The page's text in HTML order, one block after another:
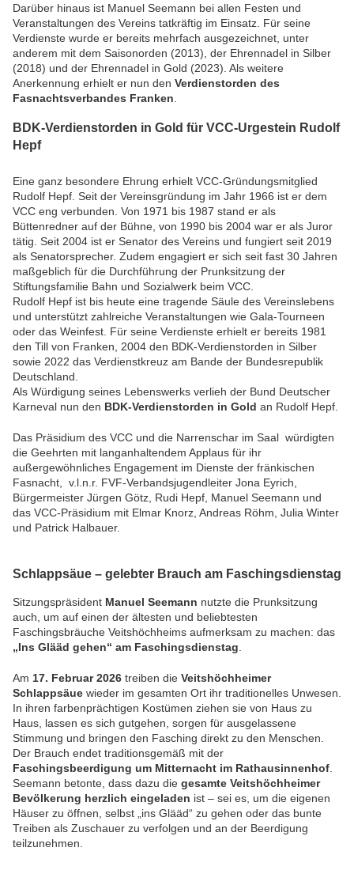
Darüber hinaus ist Manuel Seemann bei allen Festen und
Veranstaltungen des Vereins tatkräftig im Einsatz. Für seine
Verdienste wurde er bereits mehrfach ausgezeichnet, unter
anderem mit dem Saisonorden (2013), der Ehrennadel in Silber
(2018) und der Ehrennadel in Gold (2023). Als weitere
Anerkennung erhielt er nun den Verdienstorden des
Fasnachtsverbandes Franken
BDK-Verdienstorden in Gold für VCC-Urgestein Rudolf
Hepf
Eine ganz besondere Ehrung erhielt VCC-Gründungsmitglied
Rudolf Hepf. Seit der Vereinsgründung im Jahr 1966 ist er dem
VCC eng verbunden. Von 1971 bis 1987 stand er als
Büttenredner auf der Bühne, von 1990 bis 2004 war er als Juror
tätig. Seit 2004 ist er Senator des Vereins und fungiert seit 2019
als Senatorsprecher. Zudem engagiert er sich seit fast 30 Jahren
maßgeblich für die Durchführung der Prunksitzung der
Stiftungsfamilie Bahn und Sozialwerk beim VCC.
Rudolf Hepf ist bis heute eine tragende Säule des Vereinslebens
und unterstützt zahlreiche Veranstaltungen wie Gala-Tourneen
oder das Weinfest. Für seine Verdienste erhielt er bereits 1981
den Till von Franken, 2004 den BDK-Verdienstorden in Silber
sowie 2022 das Verdienstkreuz am Bande der Bundesrepublik
Deutschland.
Als Würdigung seines Lebenswerks verlieh der Bund Deutscher
Karneval nun den BDK-Verdienstorden in Gold an Rudolf Hepf.
Das Präsidium des VCC und die Narrenschar im Saal würdigten
die Geehrten mit langanhaltendem Applaus für ihr
außergewöhnliches Engagement im Dienste der fränkischen
Fasnacht, v.l.n.r. FVF-Verbandsjugendleiter Jona Eyrich,
Bürgermeister Jürgen Götz, Rudi Hepf, Manuel Seemann und
das VCC-Präsidium mit Elmar Knorz, Andreas Röhm, Julia Winter
und Patrick Halbauer.
Schlappsäue – gelebter Brauch am Faschingsdienstag
Sitzungspräsident Manuel Seemann nutzte die Prunksitzung
auch, um auf einen der ältesten und beliebtesten
Faschingsbräuche Veitshöchheims aufmerksam zu machen: das
„Ins Glääd gehen“ am Faschingsdienstag
Am 17. Februar 2026 treiben die Veitshöchheimer
Schlappsäue wieder im gesamten Ort ihr traditionelles Unwesen.
In ihren farbenprächtigen Kostümen ziehen sie von Haus zu
Haus, lassen es sich gutgehen, sorgen für ausgelassene
Stimmung und bringen den Fasching direkt zu den Menschen.
Der Brauch endet traditionsgemäß mit der
Faschingsbeerdigung um Mitternacht im Rathausinnenhof
Seemann betonte, dass dazu die gesamte Veitshöchheimer
Bevölkerung herzlich eingeladen ist – sei es, um die eigenen
Häuser zu öffnen, selbst „ins Glääd“ zu gehen oder das bunte
Treiben als Zuschauer zu verfolgen und an der Beerdigung
teilzunehmen.